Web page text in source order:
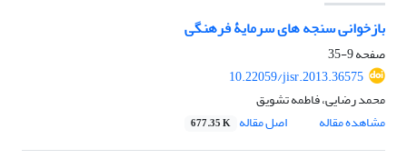
بازخوانی سنجه های سرمایۀ فرهنگی
صفحه9-35
10.22059/jisr.2013.36575
محمد رضایی، فاطمه تشویق
مشاهده مقاله
اصل مقاله 677.35 K